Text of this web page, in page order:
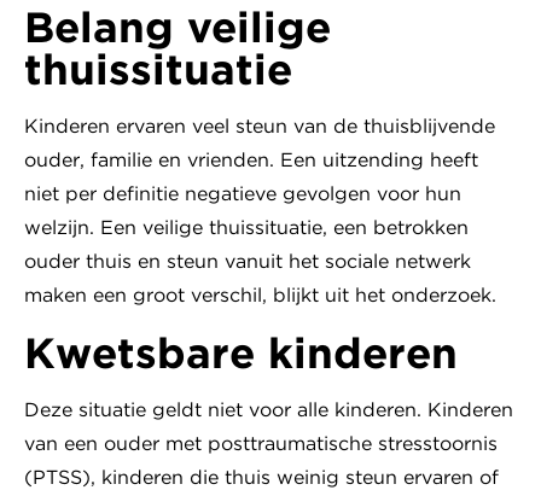
Belang veilige
thuissituatie
Kinderen ervaren veel steun van de thuisblijvende
ouder, familie en vrienden. Een uitzending heeft
niet per definitie negatieve gevolgen voor hun
welzijn. Een veilige thuissituatie, een betrokken
ouder thuis en steun vanuit het sociale netwerk
maken een groot verschil, blijkt uit het onderzoek.
Kwetsbare kinderen
Deze situatie geldt niet voor alle kinderen. Kinderen
van een ouder met posttraumatische stresstoornis
(PTSS), kinderen die thuis weinig steun ervaren of